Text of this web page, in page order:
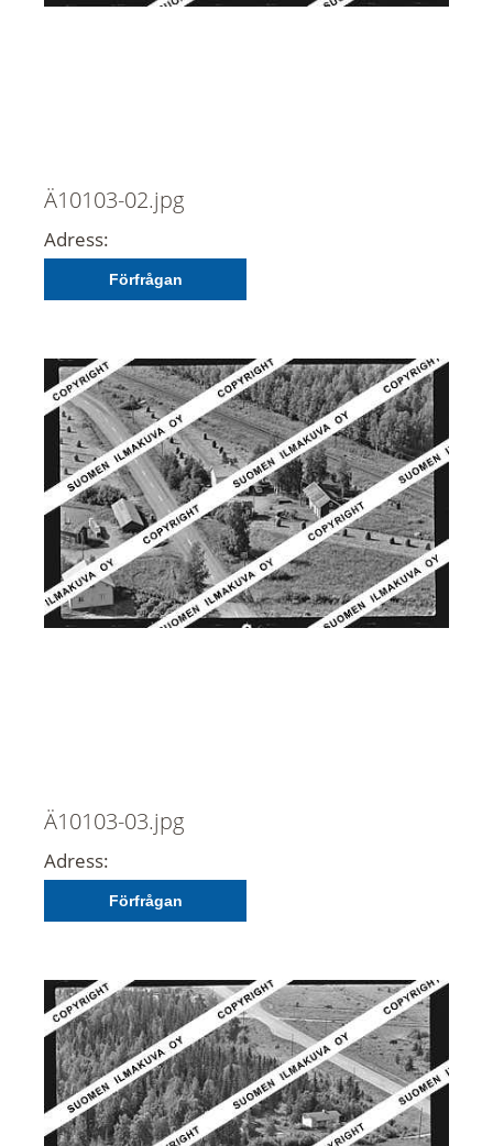
Ä10103-02.jpg
Adress:
Förfrågan
Ä10103-03.jpg
Adress:
Förfrågan